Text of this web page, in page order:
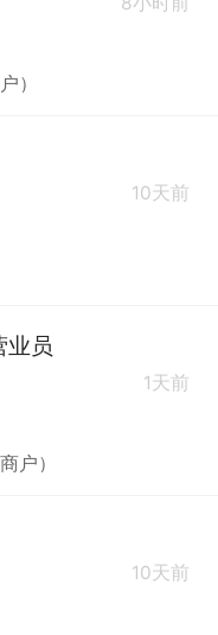
）
10天前
业员
1天前
户）
10天前